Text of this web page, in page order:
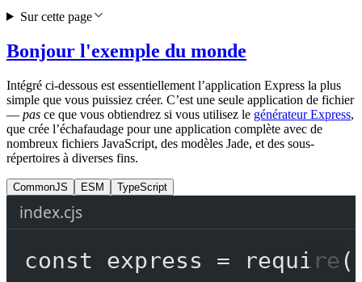
Bonjour l'exemple du monde
Intégré ci-dessous est essentiellement l’application Express la plus
simple que vous puissiez créer. C’est une seule application de fichier
— pas ce que vous obtiendrez si vous utilisez le générateur Express,
que crée l’échafaudage pour une application complète avec de
nombreux fichiers JavaScript, des modèles Jade, et des sous-
répertoires à diverses fins.
CommonJS ESM TypeScript
index.cjs
const express = require (
Sur cette page